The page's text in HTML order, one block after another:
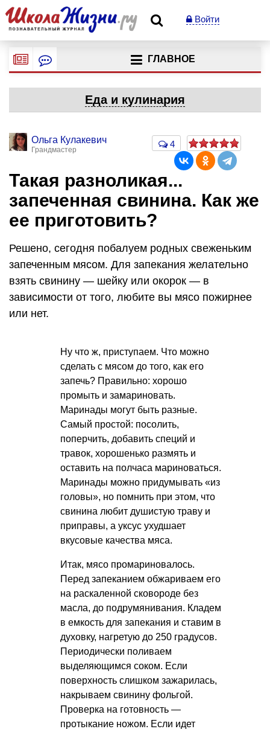
Войти
ГЛАВНОЕ
Еда и кулинария
Ольга Кулакевич
Грандмастер
4
Такая разноликая...
запеченная свинина. Как же
ее приготовить?
Решено, сегодня побалуем родных свеженьким
запеченным мясом. Для запекания желательно
взять свинину — шейку или окорок — в
зависимости от того, любите вы мясо пожирнее
или нет.
Ну что ж, приступаем. Что можно
сделать с мясом до того, как его
запечь? Правильно: хорошо
промыть и замариновать.
Маринады могут быть разные.
Самый простой: посолить,
поперчить, добавить специй и
травок, хорошенько размять и
оставить на полчаса мариноваться.
Маринады можно придумывать «из
головы», но помнить при этом, что
свинина любит душистую траву и
приправы, а уксус ухудшает
вкусовые качества мяса.
Итак, мясо промариновалось.
Перед запеканием обжариваем его
на раскаленной сковороде без
масла, до подрумянивания. Кладем
в емкость для запекания и ставим в
духовку, нагретую до 250 градусов.
Периодически поливаем
выделяющимся соком. Если
поверхность слишком зажарилась,
накрываем свинину фольгой.
Проверка на готовность —
протыкание ножом. Если идет